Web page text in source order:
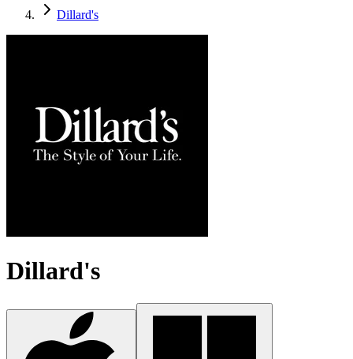
Dillard's
Dillard's